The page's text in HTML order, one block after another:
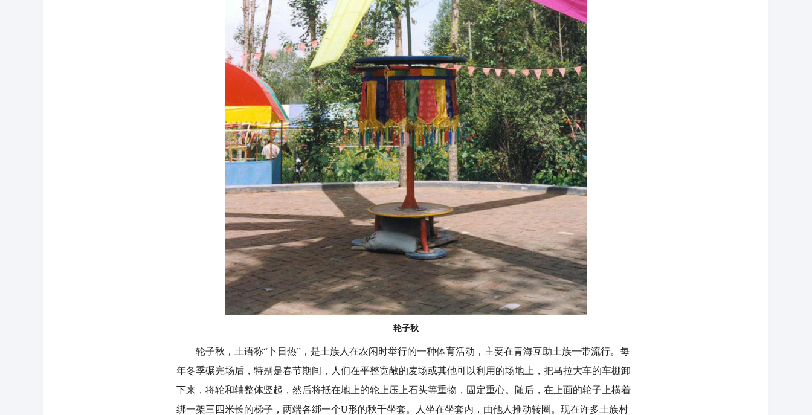
轮子秋
轮子秋，土语称“卜日热”，是土族人在农闲时举行的一种体育活动，主要在青海互助土族一带流行。每
年冬季碾完场后，特别是春节期间，人们在平整宽敞的麦场或其他可以利用的场地上，把马拉大车的车棚卸
下来，将轮和轴整体竖起，然后将抵在地上的轮上压上石头等重物，固定重心。随后，在上面的轮子上横着
绑一架三四米长的梯子，两端各绑一个U形的秋千坐套。人坐在坐套内，由他人推动转圈。现在许多土族村